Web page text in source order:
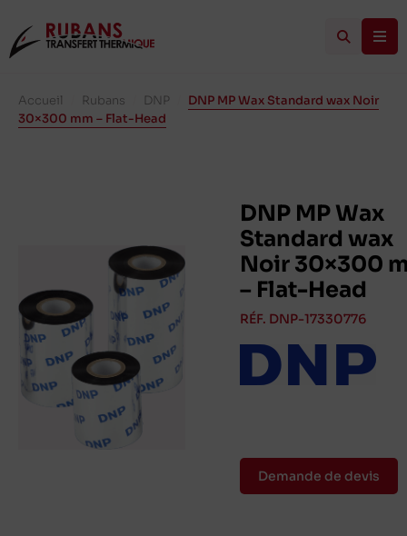
Accueil Rubans DNP
DNP MP Wax Standard wax Noir
30×300 mm – Flat-Head
DNP MP Wax
Standard wax
Noir 30×300
– Flat-Head
RÉF. DNP-17330776
Demande de devis